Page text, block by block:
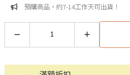
預購商品，約7-14工作天可出貨！